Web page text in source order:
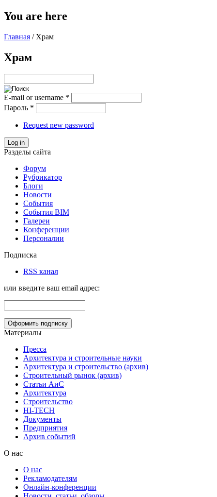
You are here
Главная / Храм
Храм
E-mail or username *
Пароль *
Request new password
Log in
Разделы сайта
Форум
Рубрикатор
Блоги
Новости
События
События BIM
Галереи
Конференции
Персоналии
Подписка
RSS канал
или введите ваш email адрес:
Материалы
Пресса
Архитектура и строительные науки
Архитектура и строительство (архив)
Строительный рынок (архив)
Статьи АиС
Архитектура
Строительство
HI-TECH
Документы
Предприятия
Архив событий
О нас
О нас
Рекламодателям
Онлайн-конференции